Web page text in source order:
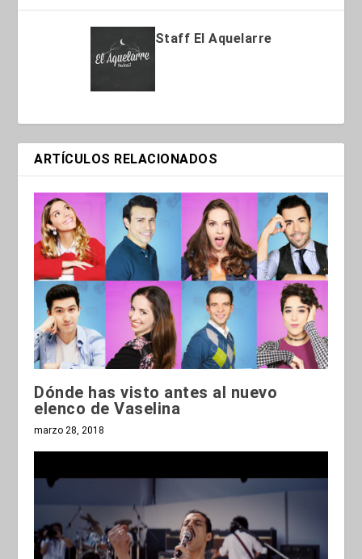
Staff El Aquelarre
ARTÍCULOS RELACIONADOS
Dónde has visto antes al nuevo
elenco de Vaselina
marzo 28, 2018